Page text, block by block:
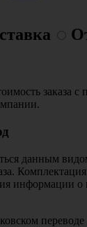
заказа
данным
Комплектация
информации о
переводе